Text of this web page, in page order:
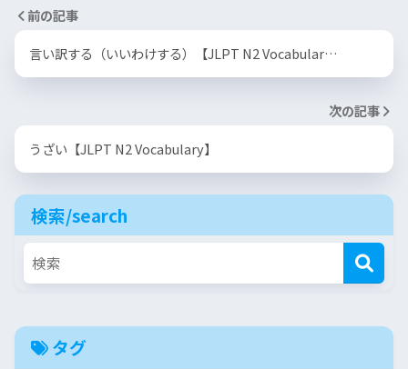
前の記事
言い訳する（いいわけする）【JLPT N2 Vocabular…
次の記事
うざい【JLPT N2 Vocabulary】
検索/search
タグ